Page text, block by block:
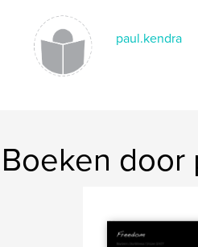
paul.kendra
Boeken door